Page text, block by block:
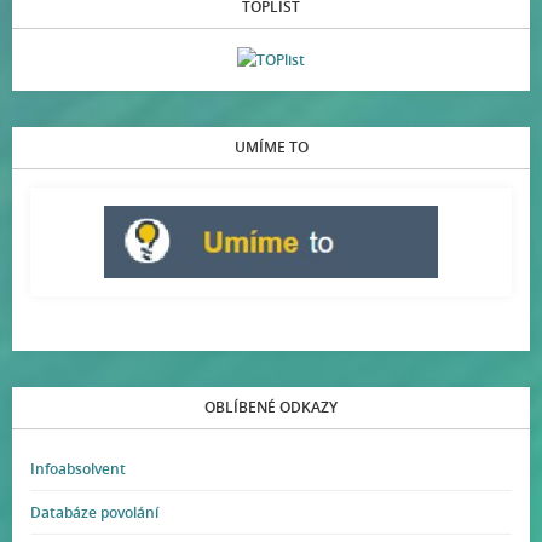
TOPLIST
UMÍME TO
OBLÍBENÉ ODKAZY
Infoabsolvent
Databáze povolání